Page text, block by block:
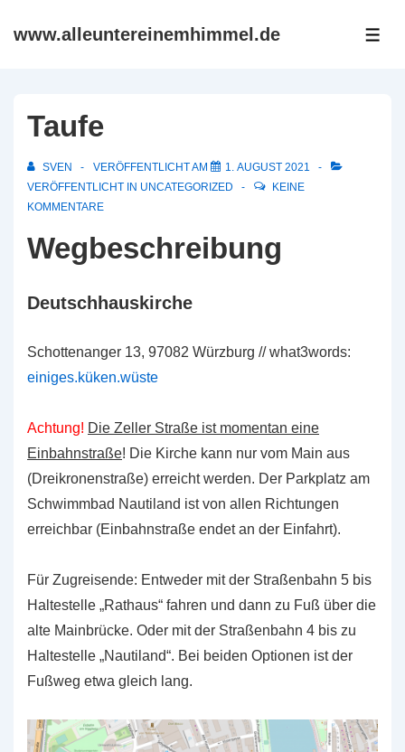
Zumwww.alleuntereinemhimmel.de
Taufe
SVEN VERÖFFENTLICHT AM
1. AUGUST 2021
VERÖFFENTLICHT IN UNCATEGORIZED
KEINE
KOMMENTARE
Wegbeschreibung
Deutschhauskirche
Schottenanger 13, 97082 Würzburg // what3words:
einiges.küken.wüste
Achtung! Die Zeller Straße ist momentan eine
Einbahnstraße! Die Kirche kann nur vom Main aus
(Dreikronenstraße) erreicht werden. Der Parkplatz am
Schwimmbad Nautiland ist von allen Richtungen
erreichbar (Einbahnstraße endet an der Einfahrt).
Für Zugreisende: Entweder mit der Straßenbahn 5 bis
Haltestelle „Rathaus“ fahren und dann zu Fuß über die
alte Mainbrücke. Oder mit der Straßenbahn 4 bis zu
Haltestelle „Nautiland“. Bei beiden Optionen ist der
Fußweg etwa gleich lang.